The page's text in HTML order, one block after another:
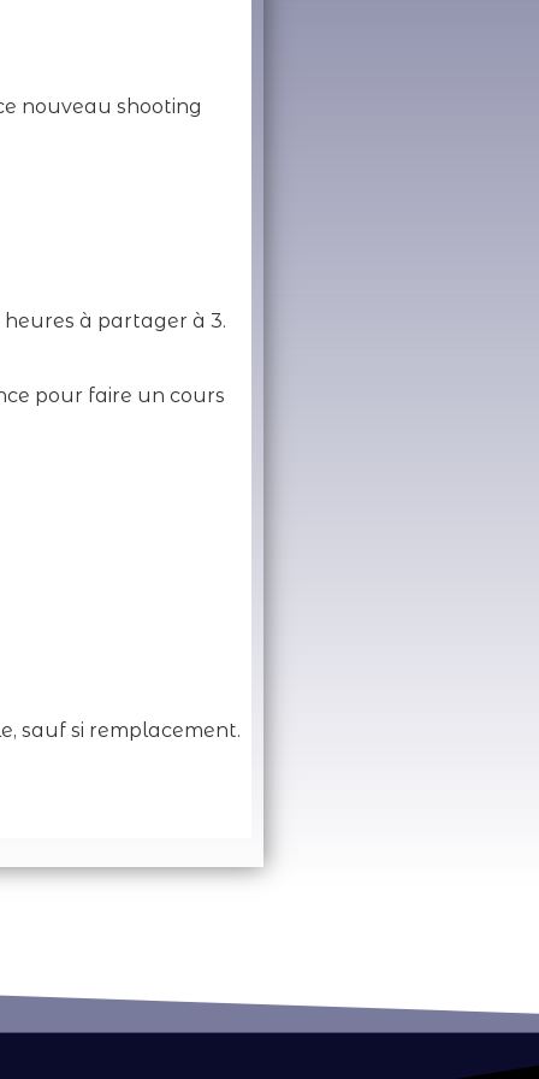
nouveau shooting
à partager à 3.
pour faire un cours
sauf si remplacement.